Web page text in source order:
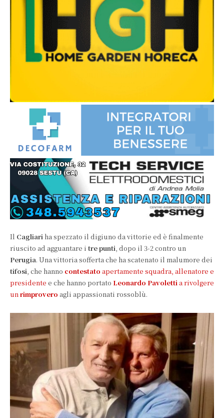
Il Cagliari ha spezzato il digiuno da vittorie ed è finalmente
riuscito ad agguantare i tre punti , dopo il 3-2 contro un
Perugia. Una vittoria sofferta che ha scatenato il malumore dei
tifosi , che hanno contestato apertamente squadra, allenatore e
presidente e che hanno portato Leonardo Pavoletti a rivolgere
un rimprovero agli appassionati rossoblù.